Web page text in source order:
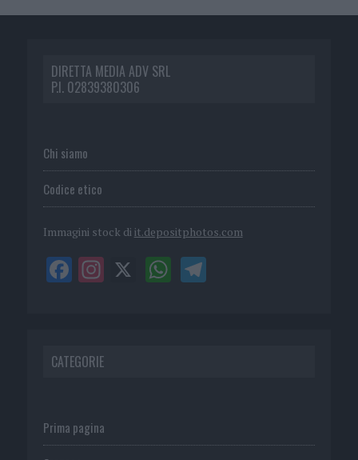
DIRETTA MEDIA ADV SRL
P.I. 02839380306
Chi siamo
Codice etico
Immagini stock di it.depositphotos.com
CATEGORIE
Prima pagina